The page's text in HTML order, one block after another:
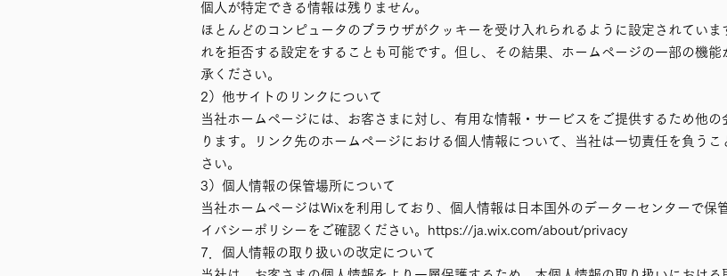
個人が特定できる情報は残りません。
ほとんどのコンピュータのブラウザがクッキーを受け入れられるように設定されてい
れを拒否する設定をすることも可能です。但し、その結果、ホームページの一部の機
承ください。
2）他サイトのリンクについて
当社ホームページには、お客さまに対し、有用な情報・サービスをご提供するため他
ります。リンク先のホームページにおける個人情報について、当社は一切責任を負う
さい。
3）個人情報の保管場所について
当社ホームページはWixを利用しており、個人情報は日本国外のデーターセンターで保
イバシーポリシーをご確認ください。https://ja.wix.com/about/privacy
7．個人情報の取り扱いの改定について